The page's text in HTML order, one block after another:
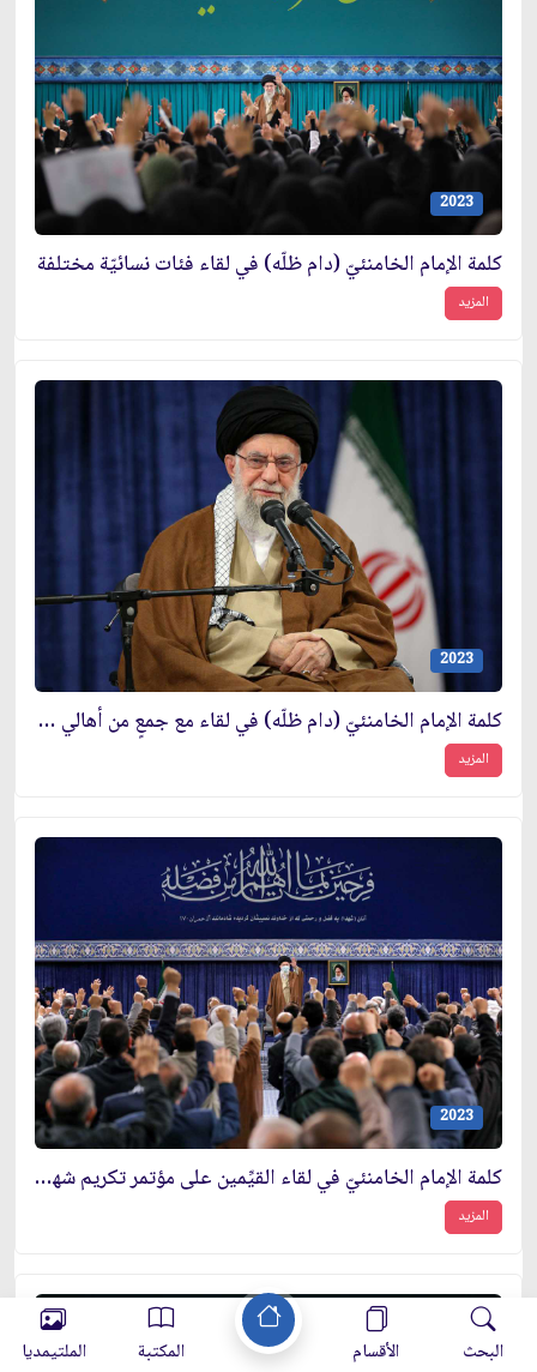
2023
كلمة الإمام الخامنئيّ (دام ظلّه) في لقاء فئات نسائيّة مختلفة
المزيد
2023
كلمة الإمام الخامنئيّ (دام ظلّه) في لقاء مع جمعٍ من أهالي محافظتَي خوزستان وكرمان
المزيد
2023
كلمة الإمام الخامنئيّ في لقاء القيِّمين على مؤتمر تكريم شهداء محافظة أذربيجان الشرقيّة
المزيد
البحث الأقسام المكتبة الملتيمديا